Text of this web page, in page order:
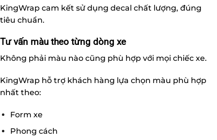
KingWrap cam kết sử dụng decal chất lượng, đúng
tiêu chuẩn.
Tư vấn màu theo từng dòng xe
Không phải màu nào cũng phù hợp với mọi chiếc xe.
KingWrap hỗ trợ khách hàng lựa chọn màu phù hợp
nhất theo:
Form xe
Phong cách